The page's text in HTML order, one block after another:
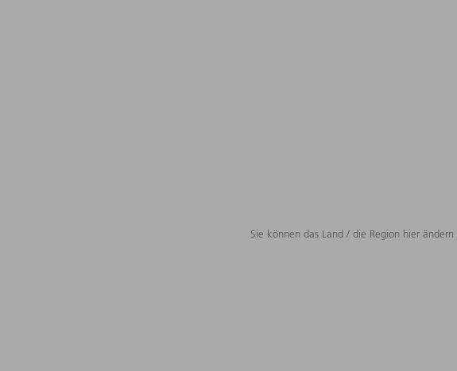
Sie können das Land / die Region hier ändern